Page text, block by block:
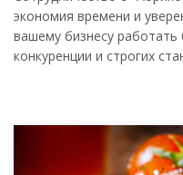
экономия времени и
вашему бизнесу работать
конкуренции и строгих